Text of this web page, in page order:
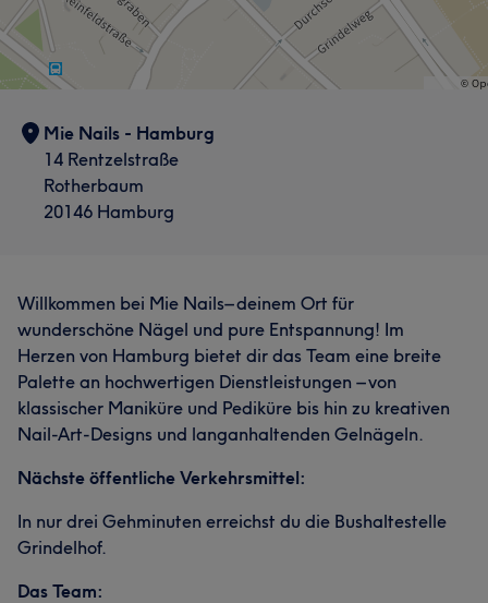
Mie Nails - Hamburg
14 Rentzelstraße
Rotherbaum
20146 Hamburg
Willkommen bei Mie Nails– deinem Ort für
wunderschöne Nägel und pure Entspannung! Im
Herzen von Hamburg bietet dir das Team eine breite
Palette an hochwertigen Dienstleistungen – von
klassischer Maniküre und Pediküre bis hin zu kreativen
Nail-Art-Designs und langanhaltenden Gelnägeln.
Nächste öffentliche Verkehrsmittel:
In nur drei Gehminuten erreichst du die Bushaltestelle
Grindelhof.
Das Team: